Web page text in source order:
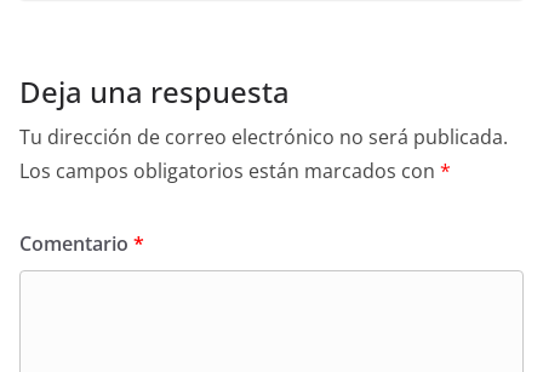
Deja una respuesta
Tu dirección de correo electrónico no será publicada.
Los campos obligatorios están marcados con *
Comentario *